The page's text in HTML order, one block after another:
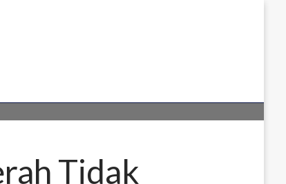
Tidak